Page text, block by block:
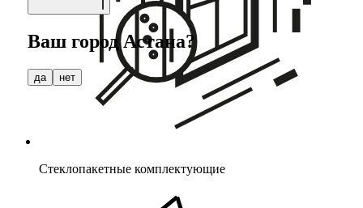
Стеклопакетные комплектующие
Ваш городАстана?
да нет